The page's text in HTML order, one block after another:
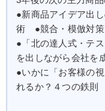
●新商品アイデア出
術 ●競合・模倣対策
●「北の達人式・テ
を出しながら会社を
●いかに「お客様の
れるか？４つの鉄則